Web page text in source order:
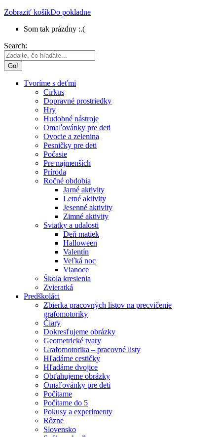
Zobraziť košíkDo pokladne
Som tak prázdny :.(
Search:
Tvoríme s deťmi
Cirkus
Dopravné prostriedky
Hry
Hudobné nástroje
Omaľovánky pre deti
Ovocie a zelenina
Pesničky pre deti
Počasie
Pre najmenších
Príroda
Ročné obdobia
Jarné aktivity
Letné aktivity
Jesenné aktivity
Zimné aktivity
Sviatky a udalosti
Deň matiek
Halloween
Valentín
Veľká noc
Vianoce
Škola kreslenia
Zvieratká
Predškoláci
Zbierka pracovných listov na precvičenie
grafomotoriky
Čiary
Dokresľujeme obrázky
Geometrické tvary
Grafomotorika – pracovné listy
Hľadáme cestičky
Hľadáme dvojice
Obťahujeme obrázky
Omaľovánky pre deti
Počítame
Počítame do 5
Pokusy a experimenty
Rôzne
Slovensko